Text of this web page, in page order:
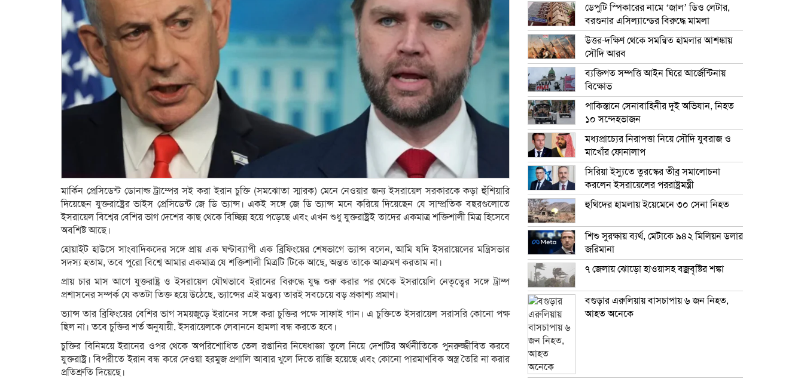
মার্কিন প্রেসিডেন্ট ডোনাল্ড ট্রাম্পের সই করা ইরান চুক্তি (সমঝোতা স্মারক) মেনে নেওয়ার জন্য ইসরায়েল সরকারকে কড়া হুঁশিয়ারি
দিয়েছেন যুক্তরাষ্ট্রের ভাইস প্রেসিডেন্ট জে ডি ভ্যান্স। একই সঙ্গে জে ডি ভ্যান্স মনে করিয়ে দিয়েছেন যে সাম্প্রতিক বছরগুলোতে
ইসরায়েল বিশ্বের বেশির ভাগ দেশের কাছ থেকে বিচ্ছিন্ন হয়ে পড়েছে এবং এখন শুধু যুক্তরাষ্ট্রই তাদের একমাত্র শক্তিশালী মিত্র হিসেবে
অবশিষ্ট আছে।
হোয়াইট হাউসে সাংবাদিকদের সঙ্গে প্রায় এক ঘণ্টাব্যাপী এক ব্রিফিংয়ের শেষভাগে ভ্যান্স বলেন, আমি যদি ইসরায়েলের মন্ত্রিসভার
সদস্য হতাম, তবে পুরো বিশ্বে আমার একমাত্র যে শক্তিশালী মিত্রটি টিকে আছে, অন্তত তাকে আক্রমণ করতাম না।
প্রায় চার মাস আগে যুক্তরাষ্ট্র ও ইসরায়েল যৌথভাবে ইরানের বিরুদ্ধে যুদ্ধ শুরু করার পর থেকে ইসরায়েলি নেতৃত্বের সঙ্গে ট্রাম্প
প্রশাসনের সম্পর্ক যে কতটা তিক্ত হয়ে উঠেছে, ভ্যান্সের এই মন্তব্য তারই সবচেয়ে বড় প্রকাশ্য প্রমাণ।
ভ্যান্স তার ব্রিফিংয়ের বেশির ভাগ সময়জুড়ে ইরানের সঙ্গে করা চুক্তির পক্ষে সাফাই গান। এ চুক্তিতে ইসরায়েল সরাসরি কোনো পক্ষ
ছিল না। তবে চুক্তির শর্ত অনুযায়ী, ইসরায়েলকে লেবাননে হামলা বন্ধ করতে হবে।
চুক্তির বিনিময়ে ইরানের ওপর থেকে অপরিশোধিত তেল রপ্তানির নিষেধাজ্ঞা তুলে নিয়ে দেশটির অর্থনীতিকে পুনরুজ্জীবিত করবে
যুক্তরাষ্ট্র। বিপরীতে ইরান বন্ধ করে দেওয়া হরমুজ প্রণালি আবার খুলে দিতে রাজি হয়েছে এবং কোনো পারমাণবিক অস্ত্র তৈরি না করার
প্রতিশ্রুতি দিয়েছে।
ডেপুটি স্পিকারের নামে ‘জাল’ ডিও লেটার,
বরগুনার এসিল্যান্ডের বিরুদ্ধে মামলা
উত্তর-দক্ষিণ থেকে সমন্বিত হামলার আশঙ্কায়
সৌদি আরব
ব্যক্তিগত সম্পত্তি আইন ঘিরে আর্জেন্টিনায়
বিক্ষোভ
পাকিস্তানে সেনাবাহিনীর দুই অভিযান, নিহত
১০ সন্দেহভাজন
মধ্যপ্রাচ্যের নিরাপত্তা নিয়ে সৌদি যুবরাজ ও
মাখোঁর ফোনালাপ
সিরিয়া ইস্যুতে তুরস্কের তীব্র সমালোচনা
করলেন ইসরায়েলের পররাষ্ট্রমন্ত্রী
হুথিদের হামলায় ইয়েমেনে ৩০ সেনা নিহত
শিশু সুরক্ষায় ব্যর্থ, মেটাকে ৯৪২ মিলিয়ন ডলার
জরিমানা
৭ জেলায় ঝোড়ো হাওয়াসহ বজ্রবৃষ্টির শঙ্কা
বগুড়ার এরুলিয়ায় বাসচাপায় ৬ জন নিহত,
আহত অনেকে